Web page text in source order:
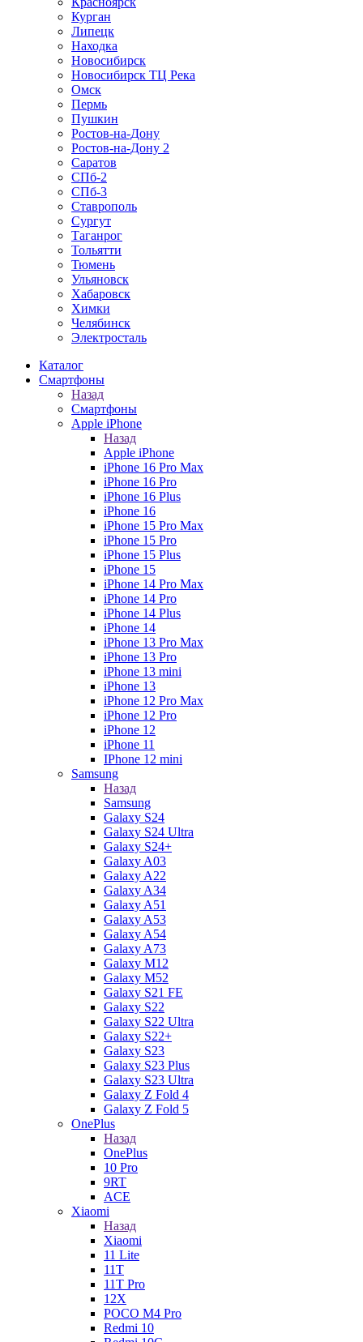
Курган
Липецк
Находка
Новосибирск
Новосибирск ТЦ Река
Омск
Пермь
Пушкин
Ростов-на-Дону
Ростов-на-Дону 2
Саратов
СПб-2
СПб-3
Ставрополь
Сургут
Таганрог
Тольятти
Тюмень
Ульяновск
Хабаровск
Химки
Челябинск
Электросталь
Каталог
Смартфоны
Назад
Смартфоны
Apple iPhone
Назад
Apple iPhone
iPhone 16 Pro Max
iPhone 16 Pro
iPhone 16 Plus
iPhone 16
iPhone 15 Pro Max
iPhone 15 Pro
iPhone 15 Plus
iPhone 15
iPhone 14 Pro Max
iPhone 14 Pro
iPhone 14 Plus
iPhone 14
iPhone 13 Pro Max
iPhone 13 Pro
iPhone 13 mini
iPhone 13
iPhone 12 Pro Max
iPhone 12 Pro
iPhone 12
iPhone 11
IPhone 12 mini
Samsung
Назад
Samsung
Galaxy S24
Galaxy S24 Ultra
Galaxy S24+
Galaxy A03
Galaxy A22
Galaxy A34
Galaxy A51
Galaxy A53
Galaxy A54
Galaxy A73
Galaxy M12
Galaxy M52
Galaxy S21 FE
Galaxy S22
Galaxy S22 Ultra
Galaxy S22+
Galaxy S23
Galaxy S23 Plus
Galaxy S23 Ultra
Galaxy Z Fold 4
Galaxy Z Fold 5
OnePlus
Назад
OnePlus
10 Pro
9RT
ACE
Xiaomi
Назад
Xiaomi
11 Lite
11T
11T Pro
12X
POCO M4 Pro
Redmi 10